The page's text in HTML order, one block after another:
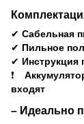
✔ Сабельная
✔ Пильное
✔ Инструкция
❗
входят
– Идеально